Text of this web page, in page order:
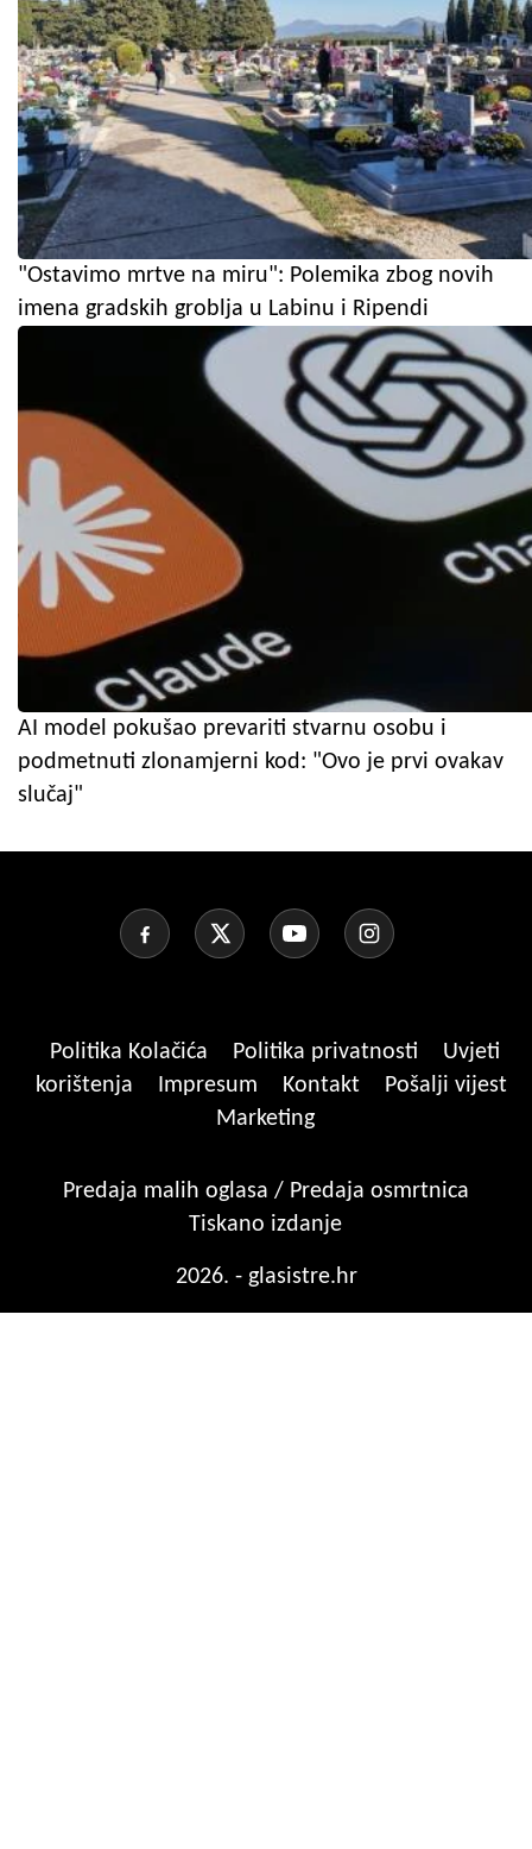
"Ostavimo mrtve na miru": Polemika zbog novih
imena gradskih groblja u Labinu i Ripendi
AI model pokušao prevariti stvarnu osobu i
podmetnuti zlonamjerni kod: "Ovo je prvi ovakav
slučaj"
Politika Kolačića Politika privatnosti
Uvjeti
korištenja
Impresum Kontakt
Pošalji vijest
Marketing
Predaja malih oglasa / Predaja osmrtnica
Tiskano izdanje
2026. - glasistre.hr